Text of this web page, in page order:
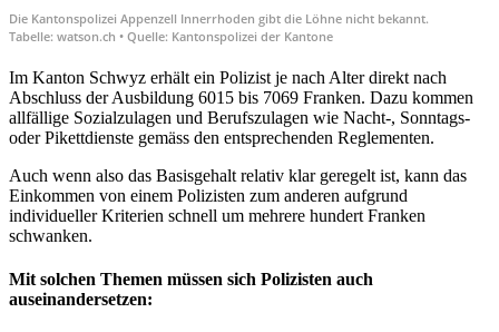
Im Kanton Schwyz erhält ein Polizist je nach Alter direkt nach
Abschluss der Ausbildung 6015 bis 7069 Franken. Dazu kommen
allfällige Sozialzulagen und Berufszulagen wie Nacht-, Sonntags-
oder Pikettdienste gemäss den entsprechenden Reglementen.
Auch wenn also das Basisgehalt relativ klar geregelt ist, kann das
Einkommen von einem Polizisten zum anderen aufgrund
individueller Kriterien schnell um mehrere hundert Franken
schwanken.
Mit solchen Themen müssen sich Polizisten auch
auseinandersetzen: